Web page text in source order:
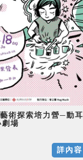
術探索培力營─動耳
場
詳內容